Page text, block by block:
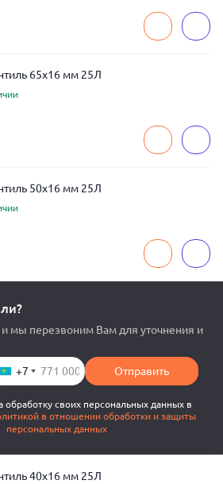
65x16 мм 25Л
50x16 мм 25Л
мы перезвоним Вам для уточнения и
+7 Отправить
обработку своих персональных данных в
в отношении обработки и защиты
персональных данных
40x16 мм 25Л